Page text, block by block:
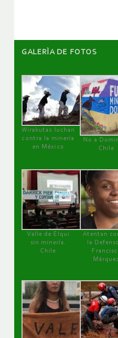
GALERÌA DE FOTOS
Wirakutas luchan
contra la minería
en México
No a
Chile
Valle de Elqui
sin minería.
Chile
Atentan
la
Márquez